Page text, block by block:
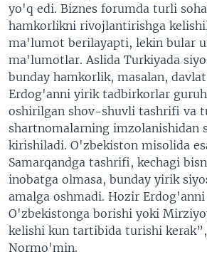
yo'q edi. Biznes forumda turli
hamkorlikni rivojlantirishga
ma'lumot berilayapti, lekin bular
ma'lumotlar. Aslida Turkiyada
bunday hamkorlik, masalan,
Erdog'anni yirik tadbirkorlar
oshirilgan shov-shuvli tashrifi va
shartnomalarning imzolanishidan
kirishiladi. O'zbekiston misolida
Samarqandga tashrifi, kechagi
inobatga olmasa, bunday yirik
amalga oshmadi. Hozir
O'zbekistonga borishi yoki
kelishi kun tartibida turishi
Normo'min.